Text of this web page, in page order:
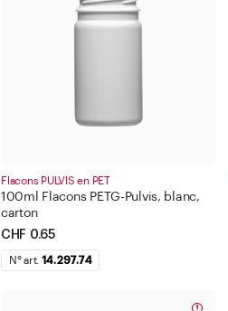
Flacons PULVIS en PET
100ml Flacons PETG-Pulvis, blanc,
carton
CHF 0.65
N° art. 14.297.74